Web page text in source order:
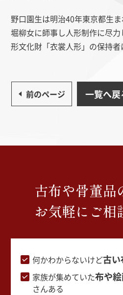
野口園生は明治40年東京都生ま
堀柳女に師事し人形制作に尽
形文化財「衣裳人形」の保持者
前のページ 一覧へ戻
古布や骨董品
お気軽にご相
何かわからないけど古い
家族が集めていた布や
さんある